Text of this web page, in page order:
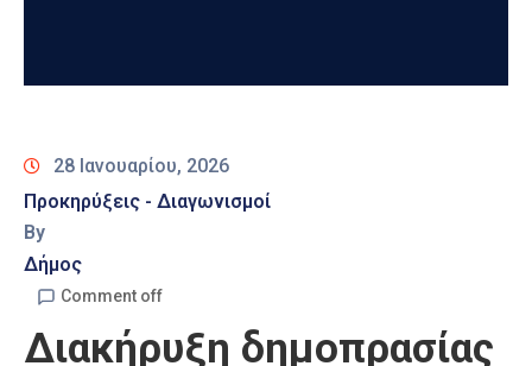
28 Ιανουαρίου, 2026
Προκηρύξεις - Διαγωνισμοί
By
Δήμος
Comment off
Διακήρυξη δημοπρασίας